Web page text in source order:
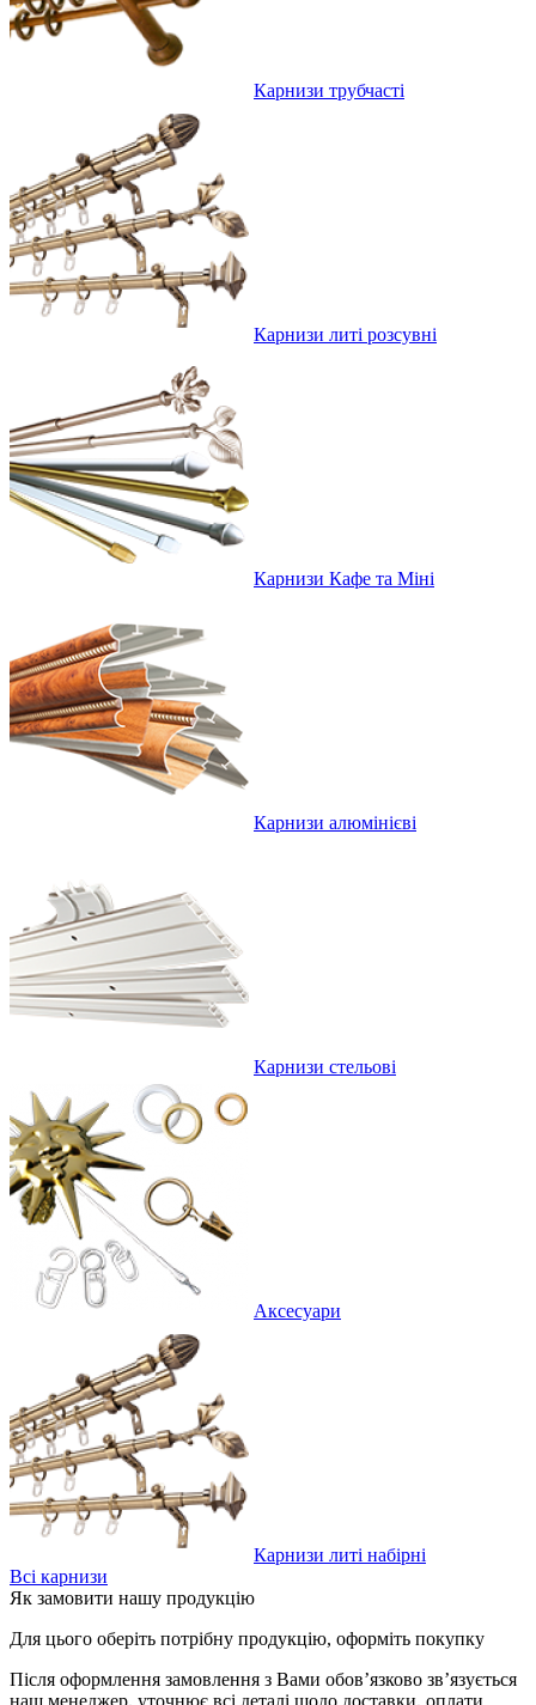
Карнизи трубчасті
Карнизи литі розсувні
Карнизи Кафе та Міні
Карнизи алюмінієві
Карнизи стельові
Аксесуари
Карнизи литі набірні
Всі карнизи
Як замовити нашу продукцію
Для цього оберіть потрібну продукцію, оформіть покупку
Після оформлення замовлення з Вами обов’язково зв’язується